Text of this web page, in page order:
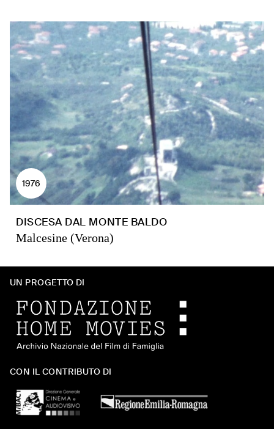
1976
DISCESA DAL MONTE BALDO
Malcesine (Verona)
UN PROGETTO DI
CON IL CONTRIBUTO DI